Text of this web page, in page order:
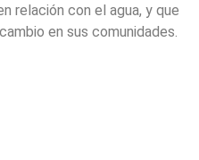
relación con el agua, y que
en sus comunidades.